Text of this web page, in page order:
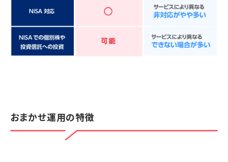
おまかせ運用の特徴